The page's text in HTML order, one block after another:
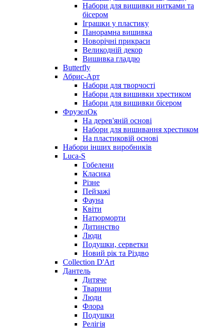
Набори для вишивки нитками та
бісером
Іграшки у пластику
Панорамна вишивка
Новорічні прикраси
Великодній декор
Вишивка гладдю
Butterfly
Абрис-Арт
Набори для творчості
Набори для вишивки хрестиком
Набори для вишивки бісером
ФрузелОк
На дерев'яній основі
Набори для вишивання хрестиком
На пластиковій основі
Набори інших виробників
Luca-S
Гобелени
Класика
Різне
Пейзажі
Фауна
Квіти
Натюрморти
Дитинство
Люди
Подушки, серветки
Новий рік та Різдво
Collection D'Art
Дантель
Дитяче
Тварини
Люди
Флора
Подушки
Релігія